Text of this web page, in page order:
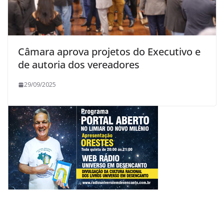
Câmara aprova projetos do Executivo e
de autoria dos vereadores
29/09/2025